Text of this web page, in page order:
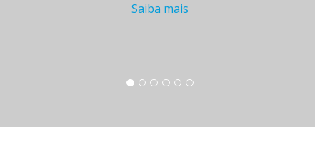
Saiba mais